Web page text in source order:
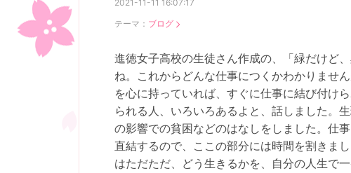
2021-11-11 16:07:17
テーマ： ブログ
進徳女子高校の生徒さん作成の、「緑だけど
ね。これからどんな仕事につくかわかりませ
を心に持っていれば、すぐに仕事に結び付け
られる人、いろいろあるよと、話しました。
の影響での貧困などのはなしをしました。仕
直結するので、ここの部分には時間を割きま
はただただ、どう生きるかを、自分の人生で